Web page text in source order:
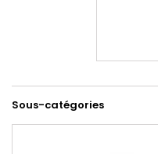
Sous-catégories